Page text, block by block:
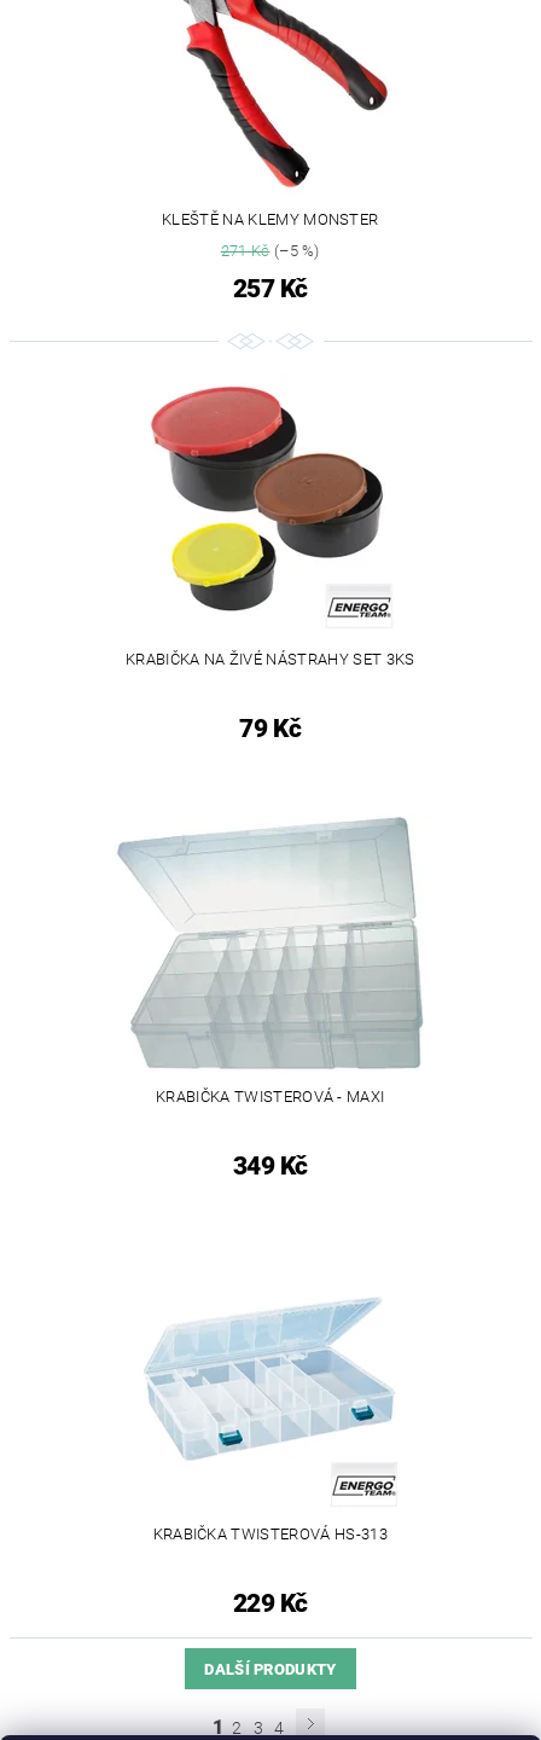
KLEŠTĚ NA KLEMY MONSTER
271 Kč(–5 %)
257 Kč
KRABIČKA NA ŽIVÉ NÁSTRAHY SET 3KS
79 Kč
KRABIČKA TWISTEROVÁ - MAXI
349 Kč
KRABIČKA TWISTEROVÁ HS-313
229 Kč
DALŠÍ PRODUKTY
1 2 3 4